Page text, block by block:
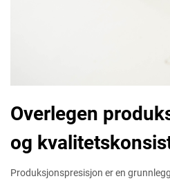
Overlegen
og
Produksjonspresisjon er en